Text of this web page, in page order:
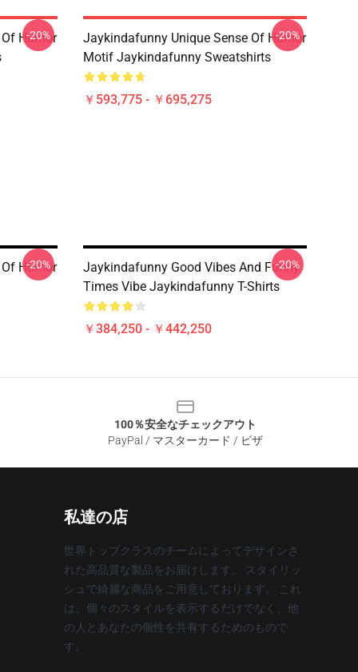
Humor
-20%
Jaykindafunny Unique Sense Of Humor
Motif Jaykindafunny Sweatshirts
￥593,775 - ￥695,275
-20%
Humor
-20%
Jaykindafunny Good Vibes And Funny
Times Vibe Jaykindafunny T-Shirts
￥384,250 - ￥442,250
-20%
100％安全なチェックアウト
PayPal / マスターカード / ビザ
私達の店
世界トップクラスのチームによってデザインさ
れた高品質な製品をお届けします。 スタイリッ
シュで綺麗な商品をご用意しております。 これ
は、個々のスタイルを表示するだけでなく、他
の人とあなたの個性を共有するためのもので
す。